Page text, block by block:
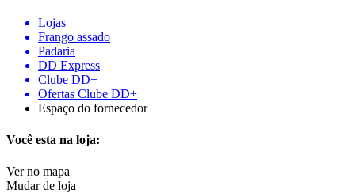
Lojas
Frango assado
Padaria
DD Express
Clube DD+
Ofertas Clube DD+
Espaço do fornecedor
Você esta na loja:
Ver no mapa
Mudar de loja